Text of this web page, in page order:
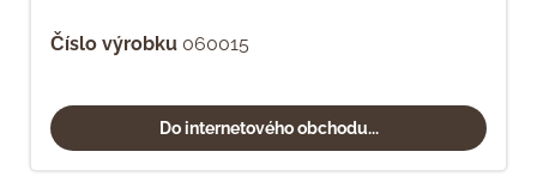
Číslo výrobku 060015
Do internetového obchodu...